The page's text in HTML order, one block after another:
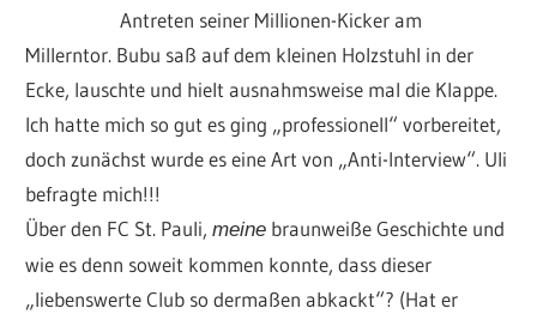
Antreten seiner Millionen-Kicker am
Millerntor. Bubu saß auf dem kleinen Holzstuhl in der
Ecke, lauschte und hielt ausnahmsweise mal die Klappe.
Ich hatte mich so gut es ging „professionell“ vorbereitet,
doch zunächst wurde es eine Art von „Anti-Interview“. Uli
befragte mich!!!
Über den FC St. Pauli,meine braunweiße Geschichte und
wie es denn soweit kommen konnte, dass dieser
„liebenswerte Club so dermaßen abkackt“? (Hat er